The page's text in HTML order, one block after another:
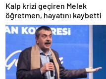
Kalp krizi geçiren Melek
öğretmen, hayatını kaybetti